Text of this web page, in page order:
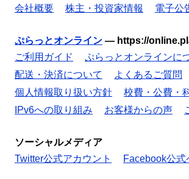
会社概要 株主・投資家情報 電子公
ぷらっとオンライン — https://
ご利用ガイド
ぷらっとオンラインに
配送・決済について
よくあるご質問
個人情報取り扱い方針
校費・公費・
IPv6への取り組み
お客様からの声
ソーシャルメディア
Twitter公式アカウント
Facebook公式